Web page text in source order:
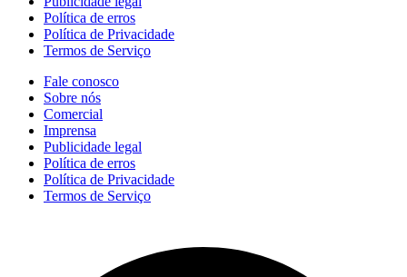
Política de erros
Política de Privacidade
Termos de Serviço
Fale conosco
Sobre nós
Comercial
Imprensa
Publicidade legal
Política de erros
Política de Privacidade
Termos de Serviço